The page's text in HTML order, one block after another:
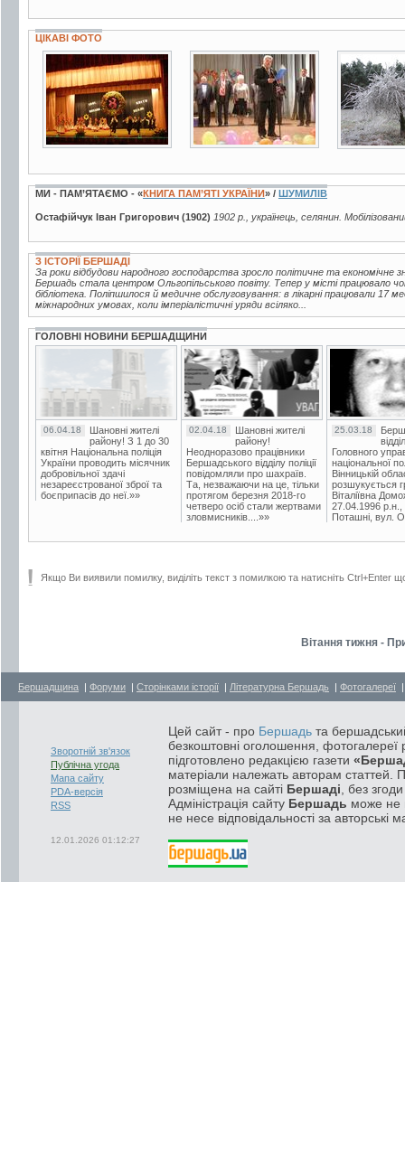
ЦІКАВІ ФОТО
5 фото 21 фото
МИ - ПАМ’ЯТАЄМО - «КНИГА ПАМ’ЯТІ УКРАЇНИ» / ШУМИЛІВ
Остафійчук Іван Григорович (1902) 1902 р., українець, селянин.
З ІСТОРІЇ БЕРШАДІ
За роки відбудови народного господарства зросло політичне та економічне
Бершадь стала центром Ольгопільського повіту. Тепер у місті працювало
бібліотека. Поліпшилося й медичне обслуговування: в лікарні працювали 17
міжнародних умовах, коли імперіалістичні уряди всіляко...
ГОЛОВНІ НОВИНИ БЕРШАДЩИНИ
06.04.18
Шановні жителі
району! З 1 до 30
квітня Національна поліція
України проводить місячник
добровільної здачі
незареєстрованої зброї та
боєприпасів до неї.»»
02.04.18
Шановні жителі
району!
Неодноразово працівники
Бершадського відділу поліції
повідомляли про шахраїв.
Та, незважаючи на це, тільки
протягом березня 2018-го
четверо осіб стали жертвами
зловмисників....»»
25.03.18
Головного
національної
Вінницькій
розшукується
Віталіївна
27.04.1996 р.н.,
Поташні, вул.
Якщо Ви виявили помилку, виділіть текст з помилкою та натисніть Ctrl+Enter
Вітання тижня -
Бершадщина | Форуми | Сторінками історії | Літературна Бершадь | Фотогалереї
Зворотній зв'язок
Публічна угода
Мапа сайту
PDA-версія
RSS
12.01.2026 01:12:27
Цей сайт - про Бершадь та
безкоштовні оголошення, фотогалереї
підготовлено редакцією газети
матеріали належать авторам статтей.
розміщена на сайті Бершаді , без
Адміністрація сайту Бершадь може не
не несе відповідальності за авторські